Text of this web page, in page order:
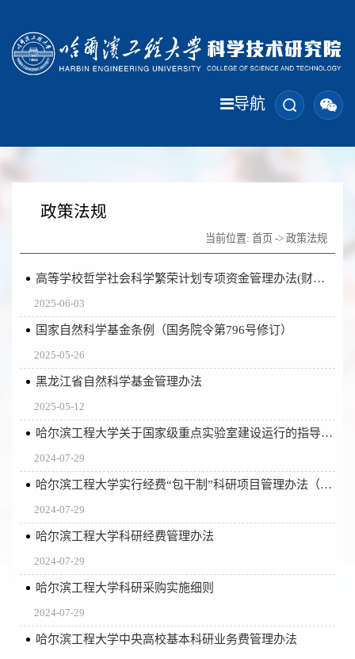
导航
政策法规
当前位置: 首页 -> 政策法规
高等学校哲学社会科学繁荣计划专项资金管理办法(财教〔2021〕285号)
2025-06-03
国家自然科学基金条例（国务院令第796号修订）
2025-05-26
黑龙江省自然科学基金管理办法
2025-05-12
哈尔滨工程大学关于国家级重点实验室建设运行的指导意见
2024-07-29
哈尔滨工程大学实行经费“包干制”科研项目管理办法（暂行）
2024-07-29
哈尔滨工程大学科研经费管理办法
2024-07-29
哈尔滨工程大学科研采购实施细则
2024-07-29
哈尔滨工程大学中央高校基本科研业务费管理办法